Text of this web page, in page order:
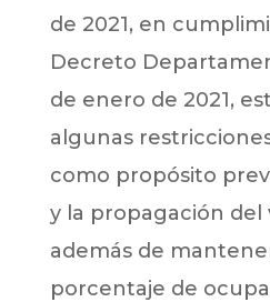
de 2021, en
Decreto
de enero de 2021,
algunas
como propósito
y la propagación del
además de
porcentaje de